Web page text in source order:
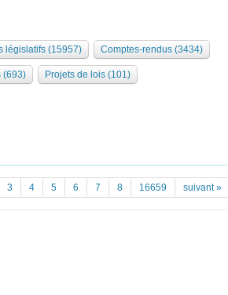
législatifs (15957) Comptes-rendus (3434)
(693) Projets de lois (101)
3 4 5 6 7 8 16659 suivant »